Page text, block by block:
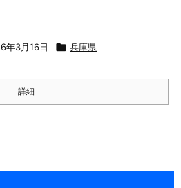
年3月16日  兵庫県
詳細